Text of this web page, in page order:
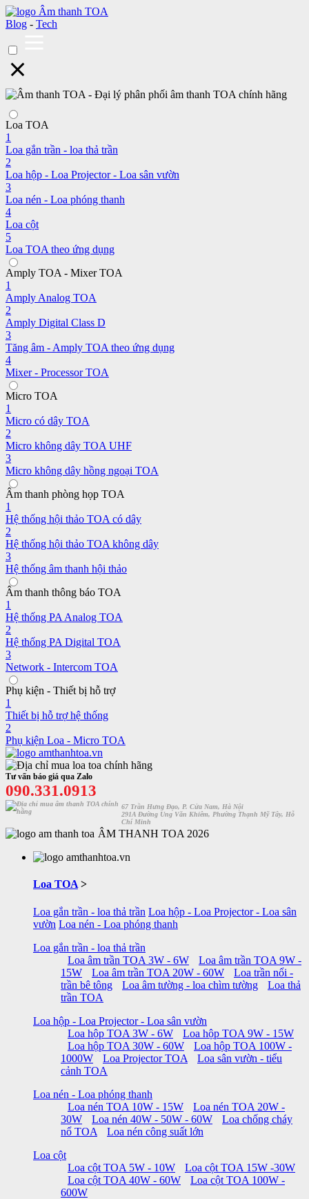
Blog - Tech
Loa TOA
1
Loa gắn trần - loa thả trần
2
Loa hộp - Loa Projector - Loa sân vườn
3
Loa nén - Loa phóng thanh
4
Loa cột
5
Loa TOA theo ứng dụng
Amply TOA - Mixer TOA
1
Amply Analog TOA
2
Amply Digital Class D
3
Tăng âm - Amply TOA theo ứng dụng
4
Mixer - Processor TOA
Micro TOA
1
Micro có dây TOA
2
Micro không dây TOA UHF
3
Micro không dây hồng ngoại TOA
Âm thanh phòng họp TOA
1
Hệ thống hội thảo TOA có dây
2
Hệ thống hội thảo TOA không dây
3
Hệ thống âm thanh hội thảo
Âm thanh thông báo TOA
1
Hệ thống PA Analog TOA
2
Hệ thống PA Digital TOA
3
Network - Intercom TOA
Phụ kiện - Thiết bị hỗ trợ
1
Thiết bị hỗ trợ hệ thống
2
Phụ kiện Loa - Micro TOA
Tư vấn báo giá qua Zalo
090.331.0913
67 Trần Hưng Đạo, P. Cửa Nam, Hà Nội
291A Đường Ung Văn Khiêm, Phường Thạnh Mỹ Tây, Hỗ
Chí Minh
ÂM THANH TOA 2026
Loa TOA >
Loa gắn trần - loa thả trần Loa hộp - Loa Projector - Loa sân
vườn Loa nén - Loa phóng thanh
Loa gắn trần - loa thả trần
Loa âm trần TOA 3W - 6W
Loa âm trần TOA 9W -
15W
Loa âm trần TOA 20W - 60W
Loa trần nổi -
trần bê tông
Loa âm tường - loa chìm tường
Loa thả
trần TOA
Loa hộp - Loa Projector - Loa sân vườn
Loa hộp TOA 3W - 6W
Loa hộp TOA 9W - 15W
Loa hộp TOA 30W - 60W
Loa hộp TOA 100W -
1000W
Loa Projector TOA
Loa sân vườn - tiểu
cảnh TOA
Loa nén - Loa phóng thanh
Loa nén TOA 10W - 15W
Loa nén TOA 20W -
30W
Loa nén 40W - 50W - 60W
Loa chống cháy
nổ TOA
Loa nén công suất lớn
Loa cột
Loa cột TOA 5W - 10W
Loa cột TOA 15W -30W
Loa cột TOA 40W - 60W
Loa cột TOA 100W -
600W